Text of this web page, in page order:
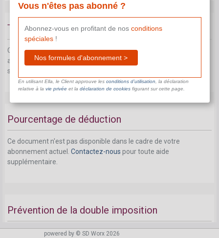
Type de véhicules soumis à la limite
Ce document n'est pas disponible dans le cadre de votre
abonnement actuel.Contactez-nouspour toute aide
supplémentaire.
Pourcentage de déduction
Ce document n'est pas disponible dans le cadre de votre
abonnement actuel. Contactez-nous pour toute aide
supplémentaire.
Prévention de la double imposition
Ce document n'est pas disponible dans le cadre de votre
powered by © SD Worx 2026
Vous n'êtes pas abonné ?
Abonnez-vous en profitant de nos conditions
spéciales!
Nos formules d'abonnement >
En utilisant Ella, le Client approuve les conditions d’utilisation , la déclaration
relative à la vie privéeet la déclaration de cookiesfigurant sur cette page.